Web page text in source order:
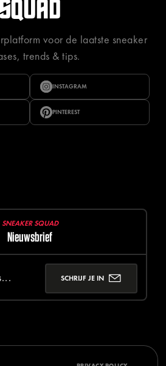
voor de laatste sneaker
trends & tips.
INSTAGRAM
PINTEREST
SNEAKER SQUAD
Nieuwsbrief
SCHRIJF JE IN